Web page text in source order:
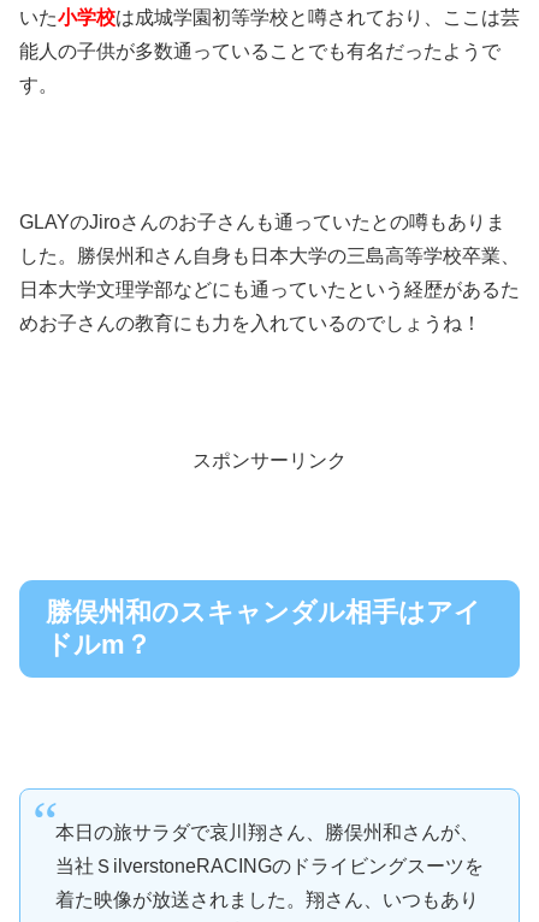
いた小学校は成城学園初等学校と噂されており、ここは芸
能人の子供が多数通っていることでも有名だったようで
す。
GLAYのJiroさんのお子さんも通っていたとの噂もありま
した。勝俣州和さん自身も日本大学の三島高等学校卒業、
日本大学文理学部などにも通っていたという経歴があるた
めお子さんの教育にも力を入れているのでしょうね！
スポンサーリンク
勝俣州和のスキャンダル相手はアイ
ドルm？
本日の旅サラダで哀川翔さん、勝俣州和さんが、
当社ＳilverstoneRACINGのドライビングスーツを
着た映像が放送されました。翔さん、いつもあり